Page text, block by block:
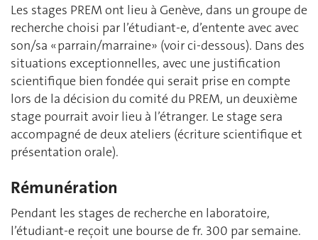
Les stages PREM ont lieu à Genève, dans un groupe de
recherche choisi par l’étudiant-e, d’entente avec avec
son/sa « parrain/marraine» (voir ci-dessous). Dans des
situations exceptionnelles, avec une justification
scientifique bien fondée qui serait prise en compte
lors de la décision du comité du PREM, un deuxième
stage pourrait avoir lieu à l’étranger. Le stage sera
accompagné de deux ateliers (écriture scientifique et
présentation orale).
Rémunération
Pendant les stages de recherche en laboratoire,
l’étudiant-e reçoit une bourse de fr. 300 par semaine.